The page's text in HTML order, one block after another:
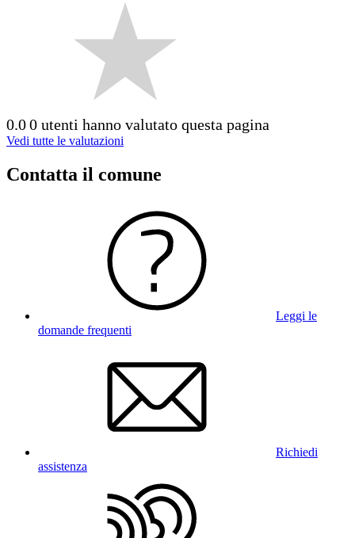
0.00 utenti hanno valutato questa pagina
Vedi tutte le valutazioni
Contatta il comune
Leggi le
domande frequenti
Richiedi
assistenza